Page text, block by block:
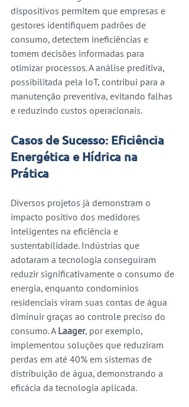
dispositivos permitem que empresas e
gestores identifiquem padrões de
consumo, detectem ineficiências e
tomem decisões informadas para
otimizar processos. A análise preditiva,
possibilitada pela IoT, contribui para a
manutenção preventiva, evitando falhas
e reduzindo custos operacionais.
Casos de Sucesso: Eficiência
Energética e Hídrica na
Prática
Diversos projetos já demonstram o
impacto positivo dos medidores
inteligentes na eficiência e
sustentabilidade. Indústrias que
adotaram a tecnologia conseguiram
reduzir significativamente o consumo de
energia, enquanto condomínios
residenciais viram suas contas de água
diminuir graças ao controle preciso do
consumo. A Laager, por exemplo,
implementou soluções que reduziram
perdas em até 40% em sistemas de
distribuição de água, demonstrando a
eficácia da tecnologia aplicada.